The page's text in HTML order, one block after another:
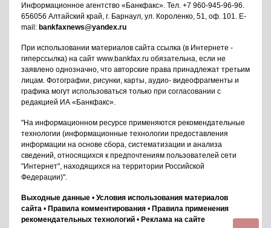
Информационное агентство «Банкфакс» . Тел. +7 960-945-96-96
656056 Алтайский край, г. Барнаул ул. Короленко, 51, оф. 101
. E-
mail: bankfaxnews@yandex.ru
При использовании материалов сайта ссылка (в Интернете -
гиперссылка) на сайт www.bankfax.ru обязательна, если не
заявлено однозначно, что авторские права принадлежат третьим
лицам. Фотографии, рисунки, карты, аудио- видеофрагменты и
графика могут использоваться только при согласовании с
редакцией ИА «Банкфакс».
"На информационном ресурсе применяются рекомендательные
технологии (информационные технологии предоставления
информации на основе сбора, систематизации и анализа
сведений, относящихся к предпочтениям пользователей сети
"Интернет", находящихся на территории Российской
Федерации)".
Выходные данные • Условия использования материалов
сайта • Правила комментирования • Правила применения
рекомендательных технологий • Реклама на сайте